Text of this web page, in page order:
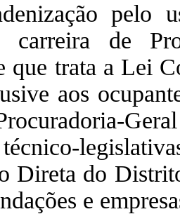
pelo
carreira de
que trata a Lei
aos
técnico-
Direta do
e